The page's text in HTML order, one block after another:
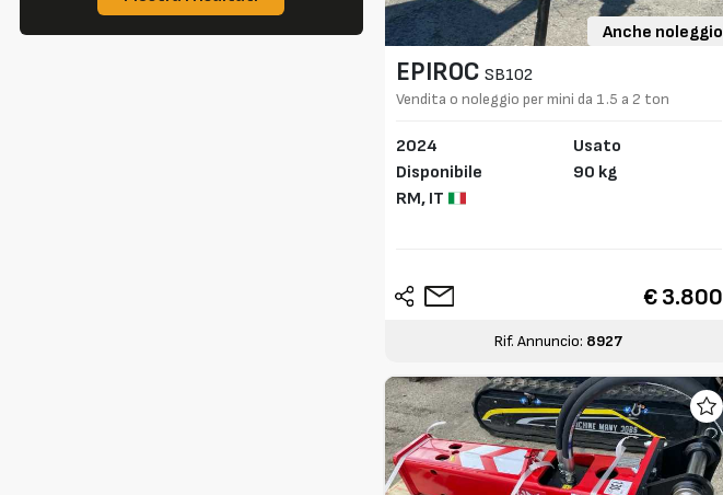
Anche noleggio
EPIROC SB102
Vendita o noleggio per mini da 1.5 a 2 ton
2024
Disponibile
RM,IT
Usato
90 kg
€ 3.800
Rif. Annuncio: 8927